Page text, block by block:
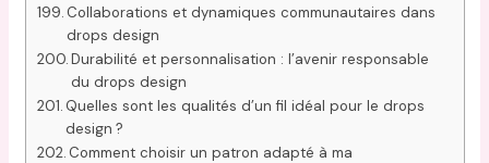
Collaborations et dynamiques communautaires dans
drops design
Durabilité et personnalisation : l’avenir responsable
du drops design
Quelles sont les qualités d’un fil idéal pour le drops
design ?
Comment choisir un patron adapté à ma